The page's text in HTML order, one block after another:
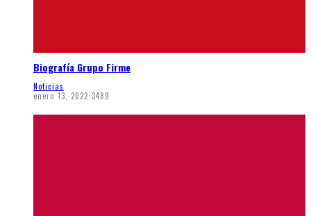
Biografía Grupo Firme
Noticias
enero 13, 2022 3489